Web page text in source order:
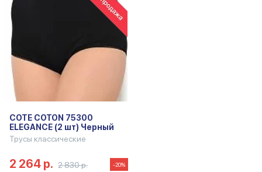
COTE COTON 75300
ELEGANCE (2 шт) Черный
Трусы классические
2 264 р. 2 830 р. -20%